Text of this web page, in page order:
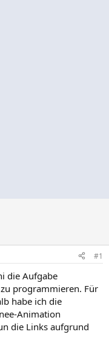
#1
die Aufgabe
programmieren. Für
habe ich die
Animation
die Links aufgrund